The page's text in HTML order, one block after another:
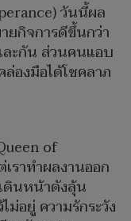
วันนี้ผล
ยกิจการดีขึ้นกว่า
ละกัน​ ส่วนคนแอบ
องมือได้โชคลาภ
of​
ราทำผลงานออก
ดินหน้าดังลุ้น
ม่อยู่ ความรักระวัง